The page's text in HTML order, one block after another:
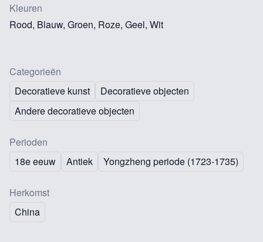
Kleuren
Rood, Blauw, Groen, Roze, Geel, Wit
Categorieën
Decoratieve kunst
Decoratieve objecten
Andere decoratieve objecten
Perioden
18e eeuw
Antiek Yongzheng periode (1723-1735)
Herkomst
China